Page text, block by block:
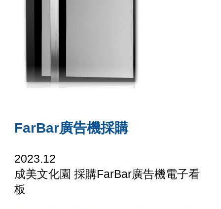
FarBar廣告機採購
2023.12
成美文化園採購FarBar廣告機電子看
板